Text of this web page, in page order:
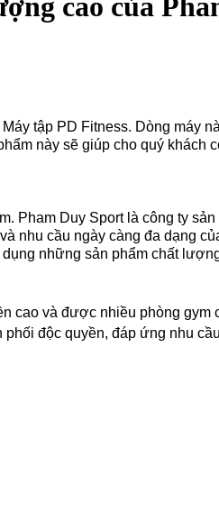
cao của
tập PD Fitness. Dòng máy
này sẽ giúp cho quý
Pham Duy Sport là công ty
nhu cầu ngày càng đa dạng
những sản phẩm chất
cao và được nhiều phòng
độc quyền, đáp ứng nhu